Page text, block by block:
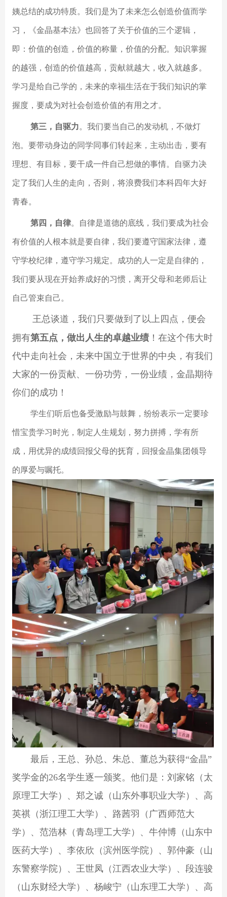
姨总结的成功特质。我们是为了未来怎么创造价值而学
习，《金晶基本法》也回答了关于价值的三个逻辑，
即：价值的创造，价值的称量，价值的分配。知识掌握
的越强，创造的价值越高，贡献就越大，收入就越多。
学习是给自己学的，未来的幸福生活在于我们知识的掌
握度，要成为对社会创造价值的有用之才。
第三，自驱力。我们要当自己的发动机，不做灯
泡。要带动身边的同学同事们转起来，主动出击，要有
理想、有目标，要干成一件自己想做的事情。自驱力决
定了我们人生的走向，否则，将浪费我们本科四年大好
青春。
第四，自律。自律是道德的底线，我们要成为社会
有价值的人根本就是要自律，我们要遵守国家法律，遵
守学校纪律，遵守学习规定。成功的人一定是自律的，
我们要从现在开始养成好的习惯，离开父母和老师后让
自己管束自己。
王总谈道，我们只要做到了以上四点，便会
拥有第五点，做出人生的卓越业绩！ 在这个伟大时
代中走向社会，未来中国立于世界的中央，有我们
大家的一份贡献、一份功劳，一份业绩，金晶期待
你们的成功！
学生们听后也备受激励与鼓舞，纷纷表示一定要珍
惜宝贵学习时光，制定人生规划，努力拼搏，学有所
成，用优异的成绩回报父母的抚育，回报金晶集团领导
的厚爱与嘱托。
最后，王总、孙总、朱总、董总为获得“金晶”
奖学金的26名学生逐一颁奖。他们是：刘家铭（太
原理工大学）、郑之诚（山东外事职业大学）、高
英祺（浙江理工大学）、路茜羽（广西师范大
学）、范浩林（青岛理工大学）、牛仲博（山东中
医药大学）、李依欣（滨州医学院）、郭仲豪（山
东警察学院）、王世凤（江西农业大学）、段连骏
（山东财经大学）、杨峻宁（山东理工大学）、高